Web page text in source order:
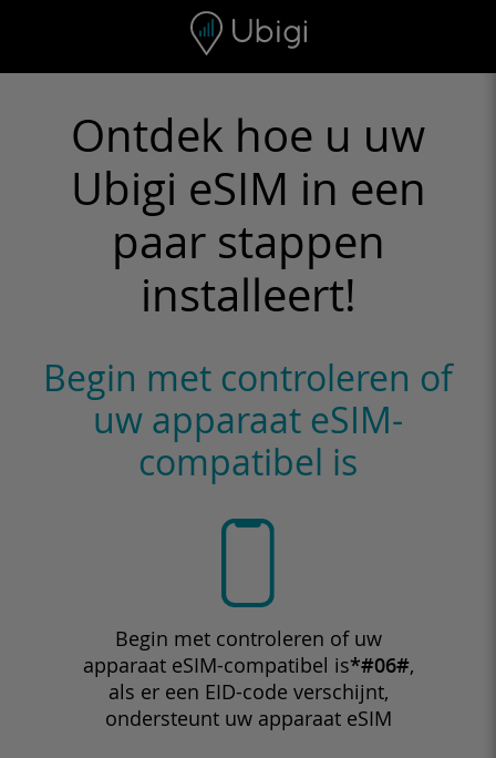
Navigatiebalk Voettekst
Ontdek hoe u uw
Ubigi eSIM in een
paar stappen
installeert!
Begin met controleren of
uw apparaat eSIM-
compatibel is
Begin met controleren of uw
apparaat eSIM-compatibel is*#06#,
als er een EID-code verschijnt,
ondersteunt uw apparaat eSIM